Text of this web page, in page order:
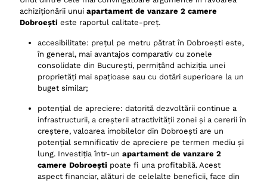
achiziționării unui apartament de vanzare 2 camere
Dobroești este raportul calitate-preț.
accesibilitate: prețul pe metru pătrat în Dobroești este,
în general, mai avantajos comparativ cu zonele
consolidate din București, permițând achiziția unei
proprietăți mai spațioase sau cu dotări superioare la un
buget similar;
potențial de apreciere: datorită dezvoltării continue a
infrastructurii, a creșterii atractivității zonei și a cererii în
creștere, valoarea imobilelor din Dobroești are un
potențial semnificativ de apreciere pe termen mediu și
lung. Investiția într-un apartament de vanzare 2
camere Dobroești poate fi una profitabilă. Acest
aspect financiar, alături de celelalte beneficii, face din